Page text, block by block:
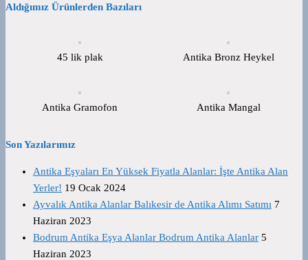
Aldığımız Ürünlerden Bazıları
45 lik plak Antika Bronz Heykel
Antika Gramofon Antika Mangal
Son Yazılarımız
Antika Eşyaları En Yüksek Fiyatla Alanlar: İşte Antika Alan
Yerler! 19 Ocak 2024
Ayvalık Antika Alanlar Balıkesir de Antika Alımı Satımı 7
Haziran 2023
Bodrum Antika Eşya Alanlar Bodrum Antika Alanlar 5
Haziran 2023